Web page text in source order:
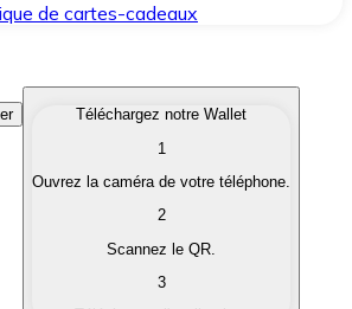
de cartes-cadeaux
qui vous intéressent
cryptomonnaies en monnaie
Téléchargez notre Wallet
1
Ouvrez la caméra de votre téléphone.
2
Scannez le QR.
3